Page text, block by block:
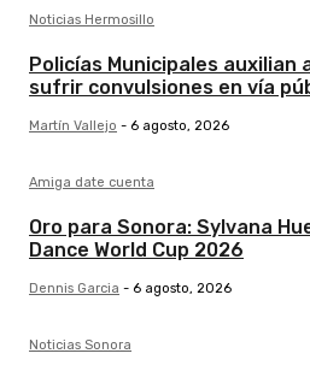
Noticias Hermosillo
Policías Municipales auxilian
sufrir convulsiones en vía
Martín Vallejo - 6 agosto, 2026
Amiga date cuenta
Oro para Sonora: Sylvana
Dance World Cup 2026
Dennis Garcia - 6 agosto, 2026
Noticias Sonora